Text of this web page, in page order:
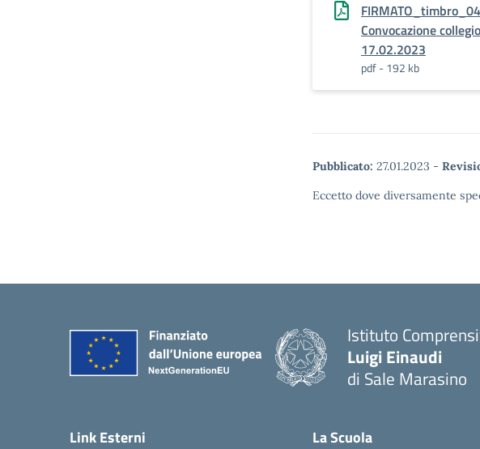
Convocazione
17.02.2023
pdf - 192 kb
Pubblicato: 27.01.2023 -
Eccetto dove diversamente
Istituto
Luigi Einaudi
di Sale Marasino
Link Esterni La Scuola